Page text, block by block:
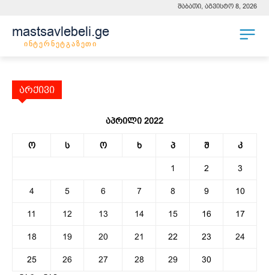
შაბათი, აგვისტო 8, 2026
mastsavlebeli.ge
ინტერნეტგაზეთი
არქივი
აპრილი 2022
ო ს ო ხ პ შ კ
1 2 3
4 5 6 7 8 9 10
11 12 13 14 15 16 17
18 19 20 21 22 23 24
25 26 27 28 29
30